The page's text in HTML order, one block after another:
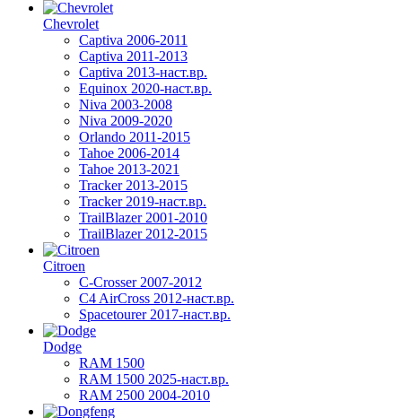
Chevrolet
Captiva 2006-2011
Captiva 2011-2013
Captiva 2013-наст.вр.
Equinox 2020-наст.вр.
Niva 2003-2008
Niva 2009-2020
Orlando 2011-2015
Tahoe 2006-2014
Tahoe 2013-2021
Tracker 2013-2015
Tracker 2019-наст.вр.
TrailBlazer 2001-2010
TrailBlazer 2012-2015
Citroen
C-Crosser 2007-2012
C4 AirCross 2012-наст.вр.
Spacetourer 2017-наст.вр.
Dodge
RAM 1500
RAM 1500 2025-наст.вр.
RAM 2500 2004-2010